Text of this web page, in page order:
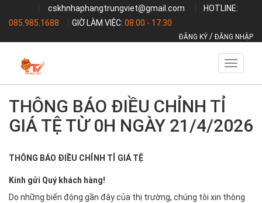
cskhnhaphangtrungviet@gmail.com
HOTLINE:
085.985.1688
GIỜ LÀM VIỆC: 08:00 - 17:30
ĐĂNG KÝ / ĐĂNG NHẬP
Toggle
THÔNG BÁO ĐIỀU CHỈNH TỈ
GIÁ TỆ TỪ 0H NGÀY 21/4/2026
THÔNG BÁO ĐIỀU CHỈNH TỈ GIÁ TỆ
Kính gửi Quý khách hàng!
Do những biến động gần đây của thị trường, chúng tôi xin thông